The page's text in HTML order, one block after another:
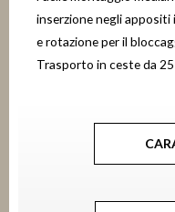
inserzione negli appositi
e rotazione per il
Trasporto in ceste da 25